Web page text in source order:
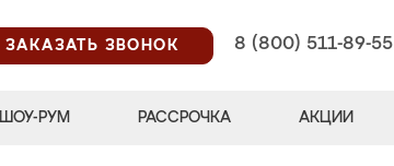
ЗАКАЗАТЬ ЗВОНОК
8 (800) 511-89-55
ШОУ-РУМ РАССРОЧКА АКЦИИ